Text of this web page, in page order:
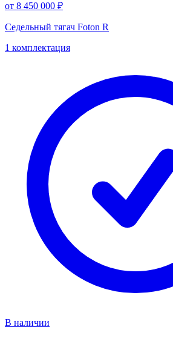
от 8 450 000 ₽
Седельный тягач Foton R
1 комплектация
В наличии